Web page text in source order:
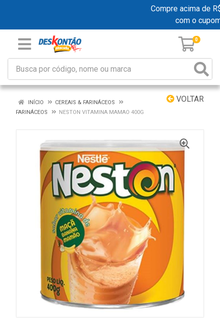
Compre acima de
com o
0
VOLTAR
INÍCIO
CEREAIS & FARINÁCEOS
FARINÁCEOS
NESTON VITAMINA MAMAO 400G